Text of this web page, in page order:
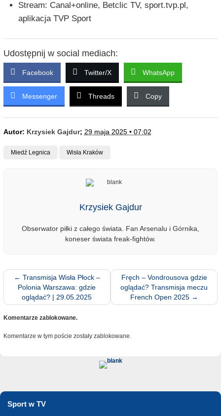
Stream: Canal+online, Betclic TV, sport.tvp.pl,
aplikacja TVP Sport
Udostępnij w social mediach:
Facebook Twitter/X WhatsApp
Messenger Threads Copy
Autor: Krzysiek Gajdur; 29 maja 2025 • 07:02
Miedź Legnica Wisła Kraków
Krzysiek Gajdur
Obserwator piłki z całego świata. Fan Arsenalu i Górnika,
koneser świata freak-fightów.
← Transmisja Wisła Płock –
Polonia Warszawa: gdzie
oglądać? | 29.05.2025
Fręch – Vondrousova gdzie
oglądać? Transmisja meczu
French Open 2025 →
Komentarze zablokowane.
Komentarze w tym poście zostały zablokowane.
Sport w TV